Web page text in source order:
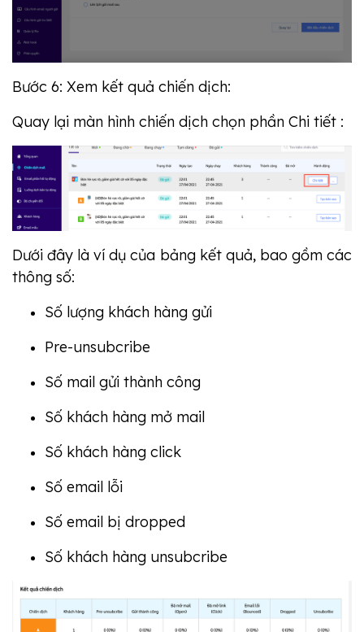
Bước 6: Xem kết quả chiến dịch:
Quay lại màn hình chiến dịch chọn phần Chi tiết :
Dưới đây là ví dụ của bảng kết quả, bao gồm các
thông số:
Số lượng khách hàng gửi
Pre-unsubcribe
Số mail gửi thành công
Số khách hàng mở mail
Số khách hàng click
Số email lỗi
Số email bị dropped
Số khách hàng unsubcribe